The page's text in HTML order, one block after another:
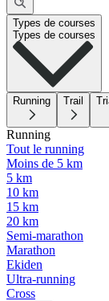
Types de courses
Types de courses
Running Trail
Running
Tout le running
Moins de 5 km
5 km
10 km
15 km
20 km
Semi-marathon
Marathon
Ekiden
Ultra-running
Cross